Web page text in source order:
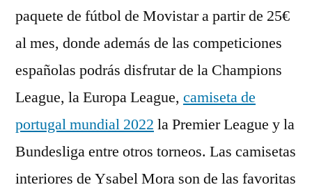
paquete de fútbol de Movistar a partir de 25€
al mes, donde además de las competiciones
españolas podrás disfrutar de la Champions
League, la Europa League, camiseta de
portugal mundial 2022 la Premier League y la
Bundesliga entre otros torneos. Las camisetas
interiores de Ysabel Mora son de las favoritas